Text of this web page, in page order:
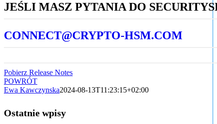
JEŚLI MASZ PYTANIA DO
CONNECT@CRYPTO-HSM.COM
Pobierz Release Notes
POWRÓT
Ewa Kawczynska2024-08-13T11:23:15+02:00
Ostatnie wpisy